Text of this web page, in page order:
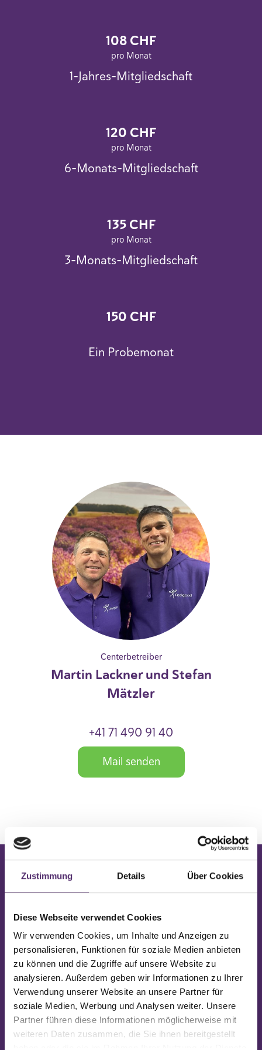
Zustimmung Details Über Cookies
Diese Webseite verwendet Cookies
Wir verwenden Cookies, um Inhalte und Anzeigen zu
personalisieren, Funktionen für soziale Medien anbieten
zu können und die Zugriffe auf unsere Website zu
analysieren. Außerdem geben wir Informationen zu Ihrer
Verwendung unserer Website an unsere Partner für
soziale Medien, Werbung und Analysen weiter. Unsere
Partner führen diese Informationen möglicherweise mit
weiteren Daten zusammen, die Sie ihnen bereitgestellt
108 CHF
pro Monat
1-Jahres-Mitgliedschaft
120 CHF
pro Monat
6-Monats-Mitgliedschaft
135 CHF
pro Monat
3-Monats-Mitgliedschaft
150 CHF
Ein Probemonat
Centerbetreiber
Martin Lackner und Stefan
Mätzler
+41 71 490 91 40
Mail senden
Facebook
Feelgood
Heerbrugg
Folge uns auf Facebook
vor 14 Tagen